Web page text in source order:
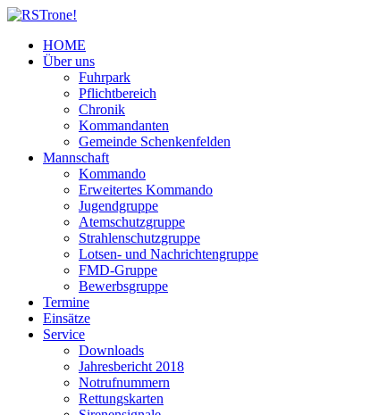
HOME
Über uns
Fuhrpark
Pflichtbereich
Chronik
Kommandanten
Gemeinde Schenkenfelden
Mannschaft
Kommando
Erweitertes Kommando
Jugendgruppe
Atemschutzgruppe
Strahlenschutzgruppe
Lotsen- und Nachrichtengruppe
FMD-Gruppe
Bewerbsgruppe
Termine
Einsätze
Service
Downloads
Jahresbericht 2018
Notrufnummern
Rettungskarten